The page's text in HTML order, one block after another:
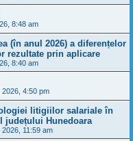
8:48 am
(în anul 2026) a diferențelor
rezultate prin aplicare
8:40 am
2026, 4:50 pm
litigiilor salariale în
județului Hunedoara
11:59 am